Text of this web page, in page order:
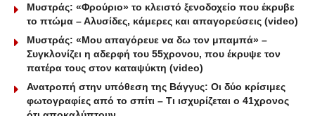
Μυστράς: «Φρούριο» το κλειστό ξενοδοχείο που έκρυβε
το πτώμα – Αλυσίδες, κάμερες και απαγορεύσεις (video)
Μυστράς: «Μου απαγόρευε να δω τον μπαμπά» –
Συγκλονίζει η αδερφή του 55χρονου, που έκρυψε τον
πατέρα τους στον καταψύκτη (video)
Ανατροπή στην υπόθεση της Βάγγυς: Οι δύο κρίσιμες
φωτογραφίες από το σπίτι – Τι ισχυρίζεται ο 41χρονος